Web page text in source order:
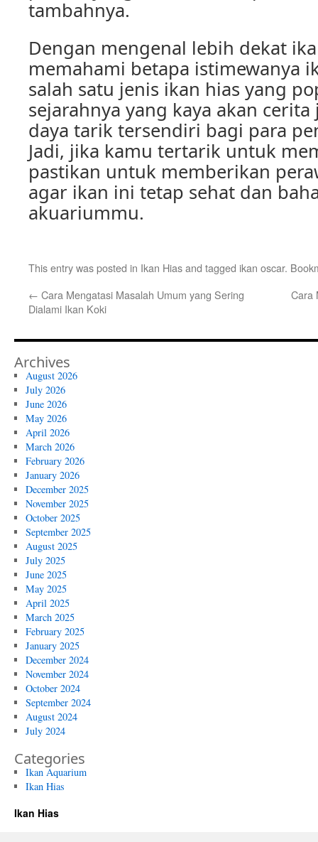
tambahnya.
Dengan mengenal lebih dekat
memahami betapa istimewanya
salah satu jenis ikan hias yang
sejarahnya yang kaya akan
daya tarik tersendiri bagi para
Jadi, jika kamu tertarik untuk
pastikan untuk memberikan
agar ikan ini tetap sehat dan
akuariummu.
This entry was posted in Ikan Hiasand tagged ikan oscar.
← Cara Mengatasi Masalah Umum yang Sering
Dialami Ikan Koki
Cara
Archives
August 2026
July 2026
June 2026
May 2026
April 2026
March 2026
February 2026
January 2026
December 2025
November 2025
October 2025
September 2025
August 2025
July 2025
June 2025
May 2025
April 2025
March 2025
February 2025
January 2025
December 2024
November 2024
October 2024
September 2024
August 2024
July 2024
Categories
Ikan Aquarium
Ikan Hias
Ikan Hias